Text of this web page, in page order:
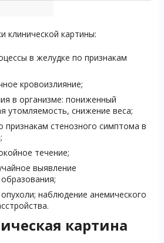
клинической картины:
в желудке по признакам
кровоизлияние;
в организме: пониженный
утомляемость, снижение веса;
признакам стенозного симптома в
течение;
выявление
наблюдение анемического
картина